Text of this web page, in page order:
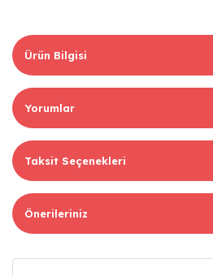
Ürün Bilgisi
Yorumlar
Taksit Seçenekleri
Önerileriniz